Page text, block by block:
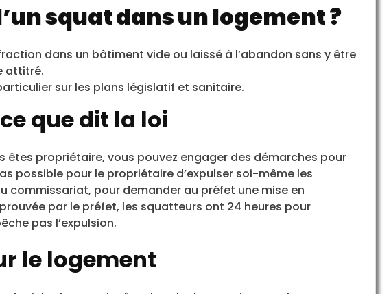
squat dans un logement ?
dans un bâtiment vide ou laissé à l’abandon sans y être
attitré.
sur les plans législatif et sanitaire.
que dit la loi
êtes propriétaire, vous pouvez engager des démarches pour
possible pour le propriétaire d’expulser soi-même les
commissariat, pour demander au préfet une mise en
par le préfet, les squatteurs ont 24 heures pour
pas l’expulsion.
le logement